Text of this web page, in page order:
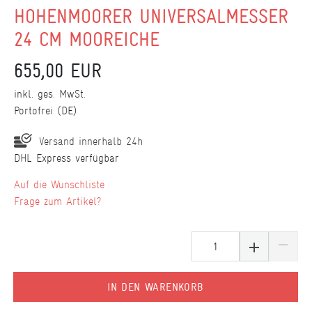
HOHENMOORER UNIVERSALMESSER
24 CM MOOREICHE
655,00 EUR
inkl. ges. MwSt.
Portofrei (DE)
Versand innerhalb 24h
DHL Express verfügbar
IN DEN WARENKORB
Wunschliste
Frage zum Artikel?